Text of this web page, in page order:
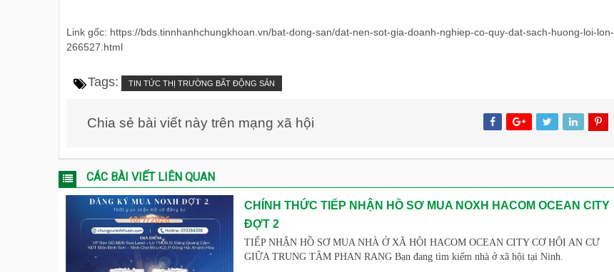
Link gốc: https://bds.tinnhanhchungkhoan.vn/bat-dong-san/dat-nen-sot-gia-doanh-nghiep-co-quy-dat-sach-huong-loi-lon-
266527.html
Tags: TIN TỨC THỊ TRƯỜNG BẤT ĐỘNG SẢN
Chia sẻ bài viết này trên mạng xã hội
CÁC BÀI VIẾT LIÊN QUAN
CHÍNH THỨC TIẾP NHẬN HỒ SƠ MUA NOXH HACOM OCEAN CITY
ĐỢT 2
TIẾP NHẬN HỒ SƠ MUA NHÀ Ở XÃ HỘI HACOM OCEAN CITY CƠ HỘI AN CƯ
GIỮA TRUNG TÂM PHAN RANG Bạn đang tìm kiếm nhà ở xã hội tại Ninh.